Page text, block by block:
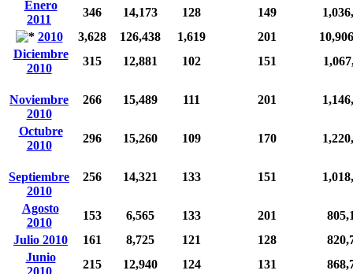
Enero
2011
346 14,173 128 149
2010
3,628 126,438 1,619 201
Diciembre
2010
315 12,881 102 151
Noviembre
2010
266 15,489 111 201
Octubre
2010
296 15,260 109 170
Septiembre
2010
256 14,321 133 151
Agosto
2010
153 6,565 133 201
Julio 2010
161 8,725 121 128
Junio
2010
215 12,940 124 131